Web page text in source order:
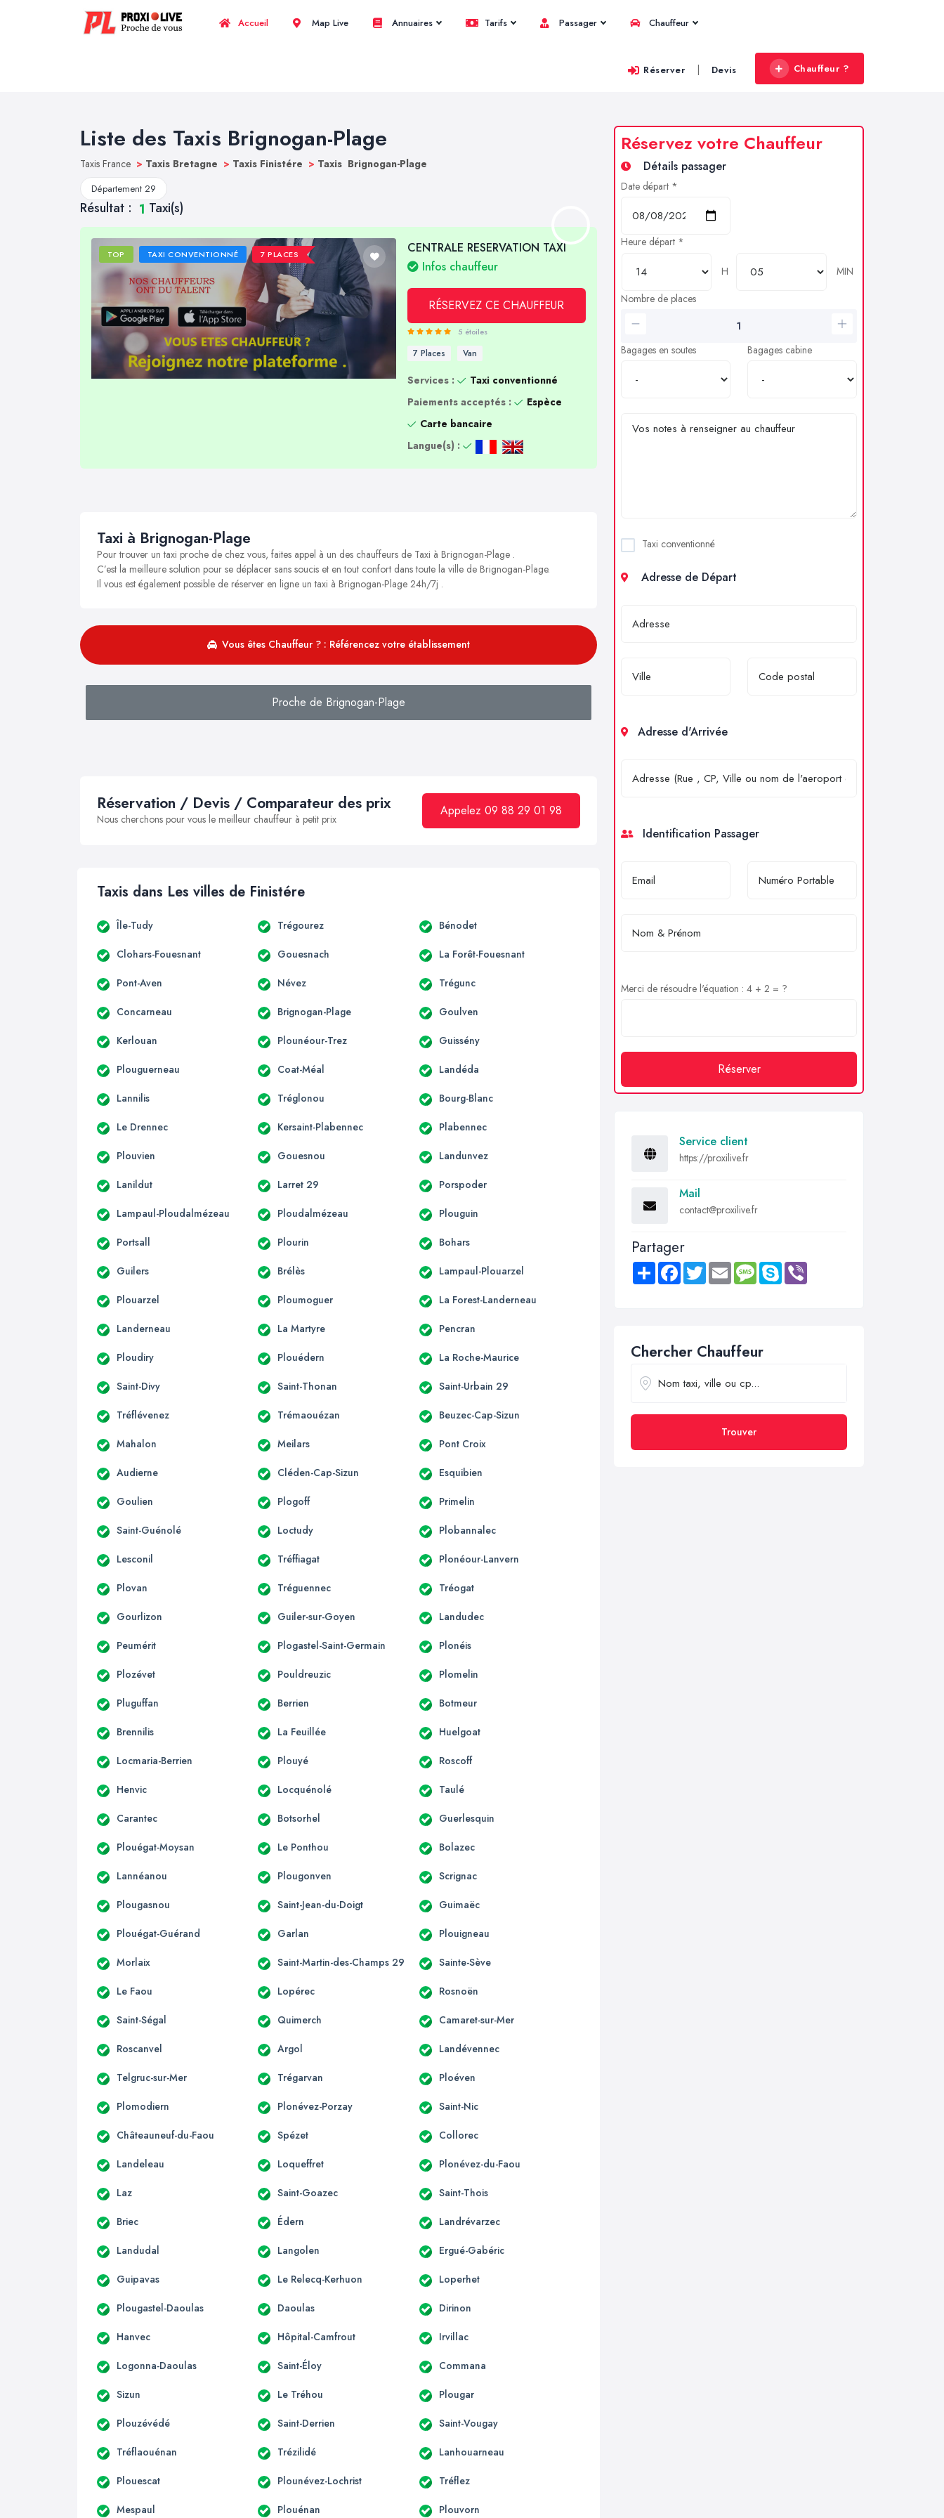
Accueil Map Live Annuaires Tarifs Passager Chauffeur
Réserver | Devis Chauffeur ?
Liste des Taxis Brignogan-Plage
Taxis France > Taxis Bretagne > Taxis Finistére > Taxis Brignogan-Plage
Département 29
Résultat : 1 Taxi(s)
TOP TAXI CONVENTIONNÉ 7 PLACES
CENTRALE RESERVATION TAXI
Infos chauffeur
RÉSERVEZ CE CHAUFFEUR
5 étoiles
7 Places Van
Services :
Taxi conventionné
Paiements acceptés :
Espèce
Carte bancaire
Langue(s) :
Taxi à Brignogan-Plage
Pour trouver un taxi proche de chez vous, faites appel à un des chauffeurs de Taxi à Brignogan-Plage .
C’est la meilleure solution pour se déplacer sans soucis et en tout confort dans toute la ville de Brignogan-Plage.
Il vous est également possible de réserver en ligne un taxi à Brignogan-Plage 24h/7j .
Vous êtes Chauffeur ? : Référencez votre établissement
Proche de Brignogan-Plage
Réservation / Devis / Comparateur des prix
Nous cherchons pour vous le meilleur chauffeur à petit prix
Appelez 09 88 29 01 98
Taxis dans Les villes de Finistére
Île-Tudy Trégourez Bénodet
Clohars-Fouesnant Gouesnach La Forêt-Fouesnant
Pont-Aven Névez Trégunc
Concarneau Brignogan-Plage Goulven
Kerlouan Plounéour-Trez Guissény
Plouguerneau Coat-Méal Landéda
Lannilis Tréglonou Bourg-Blanc
Le Drennec Kersaint-Plabennec Plabennec
Plouvien Gouesnou Landunvez
Lanildut Larret 29 Porspoder
Lampaul-Ploudalmézeau Ploudalmézeau Plouguin
Portsall Plourin Bohars
Guilers Brélès Lampaul-Plouarzel
Plouarzel Ploumoguer La Forest-Landerneau
Landerneau La Martyre Pencran
Ploudiry Plouédern La Roche-Maurice
Saint-Divy Saint-Thonan Saint-Urbain 29
Tréflévenez Trémaouézan Beuzec-Cap-Sizun
Mahalon Meilars Pont Croix
Audierne Cléden-Cap-Sizun Esquibien
Goulien Plogoff Primelin
Saint-Guénolé Loctudy Plobannalec
Lesconil Tréffiagat Plonéour-Lanvern
Plovan Tréguennec Tréogat
Gourlizon Guiler-sur-Goyen Landudec
Peumérit Plogastel-Saint-Germain Plonéis
Plozévet Pouldreuzic Plomelin
Pluguffan Berrien Botmeur
Brennilis La Feuillée Huelgoat
Locmaria-Berrien Plouyé Roscoff
Henvic Locquénolé Taulé
Carantec Botsorhel Guerlesquin
Plouégat-Moysan Le Ponthou Bolazec
Lannéanou Plougonven Scrignac
Plougasnou Saint-Jean-du-Doigt Guimaëc
Plouégat-Guérand Garlan Plouigneau
Morlaix Saint-Martin-des-Champs 29 Sainte-Sève
Le Faou Lopérec Rosnoën
Saint-Ségal Quimerch Camaret-sur-Mer
Roscanvel Argol Landévennec
Telgruc-sur-Mer Trégarvan Ploéven
Plomodiern Plonévez-Porzay Saint-Nic
Châteauneuf-du-Faou Spézet Collorec
Landeleau Loqueffret Plonévez-du-Faou
Laz Saint-Goazec Saint-Thois
Briec Édern Landrévarzec
Landudal Langolen Ergué-Gabéric
Guipavas Le Relecq-Kerhuon Loperhet
Plougastel-Daoulas Daoulas Dirinon
Hanvec Hôpital-Camfrout Irvillac
Logonna-Daoulas Saint-Éloy Commana
Sizun Le Tréhou Plougar
Plouzévédé Saint-Derrien Saint-Vougay
Tréflaouénan Trézilidé Lanhouarneau
Plouescat Plounévez-Lochrist Tréflez
Mespaul Plouénan Plouvorn
Réservez votre Chauffeur
Détails passager
Date départ *
Heure départ *
H
MIN
Nombre de places
Bagages en soutes Bagages cabine
Taxi conventionné
Adresse de Départ
Adresse d'Arrivée
Identification Passager
Merci de résoudre l'équation : 4 + 2 = ?
Réserver
Service client
https://proxilive.fr
Mail
contact@proxilive.fr
Partager
Share FacebookTwitter Email MessageSkype
Chercher Chauffeur
Trouver